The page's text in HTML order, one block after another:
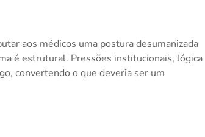
aos médicos uma postura desumanizada
é estrutural. Pressões institucionais, lógica
convertendo o que deveria ser um